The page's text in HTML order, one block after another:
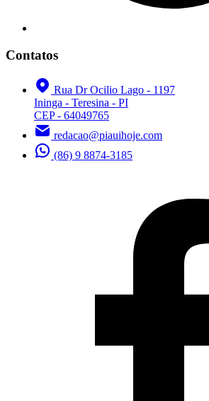
Contatos
Rua Dr Ocilio Lago - 1197
Ininga - Teresina - PI
CEP - 64049765
redacao@piauihoje.com
(86) 9 8874-3185